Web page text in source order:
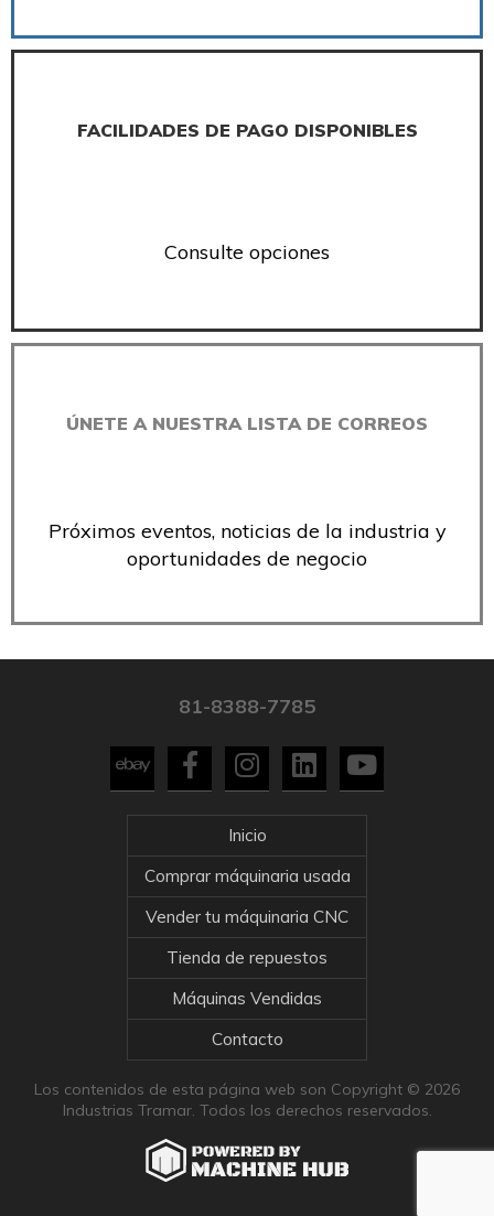
FACILIDADES DE PAGO DISPONIBLES
Consulte opciones
ÚNETE A NUESTRA LISTA DE CORREOS
Próximos eventos, noticias de la industria y
oportunidades de negocio
81-8388-7785
Inicio
Comprar máquinaria usada
Vender tu máquinaria CNC
Tienda de repuestos
Máquinas Vendidas
Contacto
Los contenidos de esta página web son Copyright © 2026
Industrias Tramar. Todos los derechos reservados.